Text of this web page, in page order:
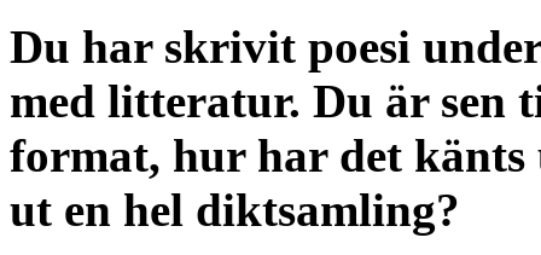
Du har skrivit poesi
med litteratur. Du är sen
format, hur har det känts
ut en hel diktsamling?